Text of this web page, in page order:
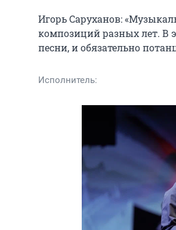
Игорь Саруханов:
композиций разных лет. В
песни, и обязательно
Исполнитель: